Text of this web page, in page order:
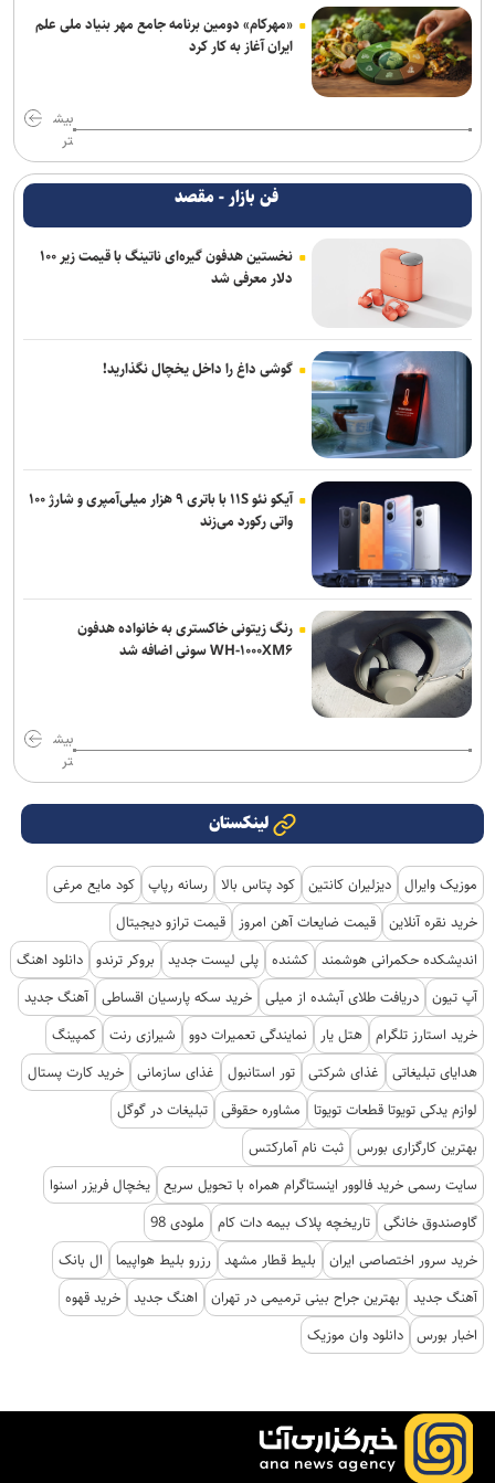
«مهرکام» دومین برنامه جامع مهر بنیاد ملی علم
ایران آغاز به کار کرد
بیش
تر
فن بازار - مقصد
نخستین هدفون گیره‌ای ناتینگ با قیمت زیر ۱۰۰
دلار معرفی شد
گوشی داغ را داخل یخچال نگذارید!
آیکو نئو ۱۱S با باتری ۹ هزار میلی‌آمپری و شارژ ۱۰۰
واتی رکورد می‌زند
رنگ زیتونی خاکستری به خانواده هدفون
WH-۱۰۰۰XM۶ سونی اضافه شد
بیش
تر
لینکستان
موزیک وایرال دیزلیران کانتین کود پتاس بالا رسانه رپاپ کود مایع مرغی
خرید نقره آنلاین قیمت ضایعات آهن امروز
قیمت ترازو دیجیتال
اندیشکده حکمرانی هوشمند کشنده پلی لیست جدید بروکر ترندو دانلود اهنگ
آپ تیون دریافت طلای آبشده از میلی خرید سکه پارسیان اقساطی آهنگ جدید
خرید استارز تلگرام هتل یار نمایندگی تعمیرات دوو شیرازی رنت کمپینگ
هدایای تبلیغاتی
غذای شرکتی تور استانبول غذای سازمانی خرید کارت پستال
لوازم یدکی تویوتا قطعات تویوتا
مشاوره حقوقی تبلیغات در گوگل
بهترین کارگزاری بورس ثبت نام آمارکتس
سایت رسمی خرید فالوور اینستاگرام همراه با تحویل سریع یخچال فریزر اسنوا
گاوصندوق خانگی تاریخچه پلاک بیمه دات کام
ملودی 98
خرید سرور اختصاصی ایران
بلیط قطار مشهد رزرو بلیط هواپیما
ال بانک
آهنگ جدید
بهترین جراح بینی ترمیمی در تهران اهنگ جدید خرید قهوه
اخبار بورس دانلود وان موزیک